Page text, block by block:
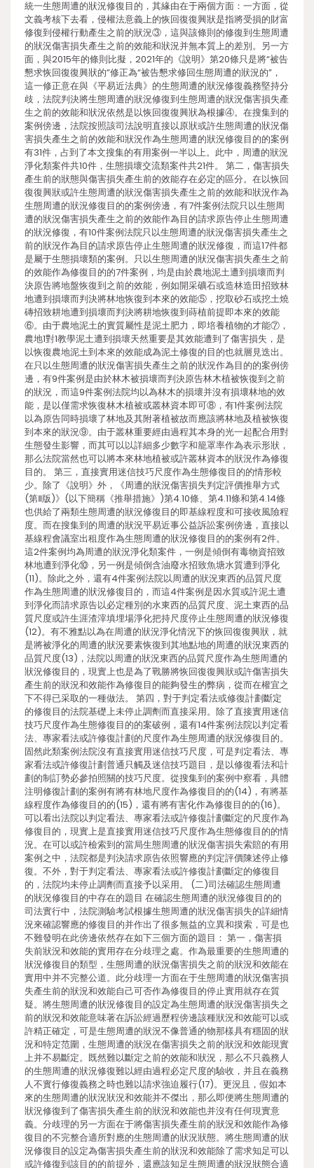
統一生態周遭的狀況修復目的，其緣由在于兩個方面：一方面，從
文義考核下去看，侵權法意義上的恢回復復興狀是指將受損的財富
修復到侵權行動產生之前的狀況③，這與該條則的修復到生態周遭
的狀況傷害損失產生之前的效能和狀況并無本質上的差別。另一方
面，與2015年的條則比擬，2021年的《說明》第20條只是將“被告
懇求恢回復復興狀的”修正為“被告懇求修回生態周遭的狀況的”，
這一修正意在與《平易近法典》的生態周遭的狀況修復義務堅持分
歧，法院判決將生態周遭的狀況修復到生態周遭的狀況傷害損失產
生之前的效能和狀況依然是以恢回復復興狀為根據④。在搜集到的
案例傍邊，法院按照該司法說明直接以原狀或許生態周遭的狀況傷
害損失產生之前的效能和狀況作為生態周遭的狀況修復目的的案例
有31件，占到了本文搜集的有用案例一半以上。此中，周遭的狀況
淨化類案件共10件，生態損壞交流類案件共21件。 第二，傷害損失
產生前的狀態與傷害損失產生前的效能存在必定的區分。在以恢回
復復興狀或許生態周遭的狀況傷害損失產生之前的效能和狀況作為
生態周遭的狀況修復目的的案例傍邊，有7件案例法院只以生態周
遭的狀況傷害損失產生之前的效能作為目的請求原告停止生態周遭
的狀況修復，有10件案例法院只以生態周遭的狀況傷害損失產生之
前的狀況作為目的請求原告停止生態周遭的狀況修復，而這17件都
是屬于生態損壞類的案例。只以生態周遭的狀況傷害損失產生之前
的效能作為修復目的的7件案例，均是由於農地泥土遭到損壞而判
決原告將地盤恢復到之前的效能，例如開采礦石或造林造田招致林
地遭到損壞而判決將林地恢復到本來的效能⑤，挖取砂石或挖土燒
磚招致耕地遭到損壞而判決將耕地恢復到蒔植前提即本來的效能
⑥。由于農地泥土的實質屬性是泥土肥力，即培養植物的才能⑦，
農地1對1教學泥土遭到損壞天然重要是其效能遭到了傷害損失，是
以恢復農地泥土到本來的效能成為泥土修復的目的也就層見迭出。
在只以生態周遭的狀況傷害損失產生之前的狀況作為目的的案例傍
邊，有9件案例是由於林木被損壞而判決原告林木植被恢復到之前
的狀況，而這9件案例法院均以為林木的損壞并沒有損壞林地的效
能，是以僅需求恢復林木植被或叢林資本即可⑧，有1件案例法院
以為原告同時損壞了林地及其附著植被故而應該將林地及植被恢復
到本來的狀況⑨。由于叢林重要經由過程其本身的光一起配合用對
生態發生影響，而其可以以詳細多少數字和籠罩率作為表示形狀，
那么法院當然也可以將本來林地植被或許叢林資本的狀況作為修復
目的。 第三，直接實用迷信技巧尺度作為生態修復目的的情形較
少。除了《說明》外，《周遭的狀況傷害損失判定評價推舉方式
(第Ⅱ版)》(以下簡稱《推舉措施》)第4.10條、第4.11條和第4.14條
也供給了兩類生態周遭的狀況修復目的即基線程度和可接收風險程
度。而在搜集到的周遭的狀況平易近事公益訴訟案例傍邊，直接以
基線程會議室出租度作為生態周遭的狀況修復目的的案例有2件。
這2件案例均為周遭的狀況淨化類案件，一例是傾倒有毒物資招致
林地遭到淨化⑩，另一例是傾倒含油廢水招致魚塘水質遭到淨化
(11)。除此之外，還有4件案例法院以周遭的狀況東西的品質尺度
作為生態周遭的狀況修復目的，而這4件案例是因水質或許泥土遭
到淨化而請求原告以必定種別的水東西的品質尺度、泥土東西的品
質尺度或許生涯渣滓填埋場淨化把持尺度停止生態周遭的狀況修復
(12)。有不雅點以為在周遭的狀況淨化情況下的恢回復復興狀，就
是將被淨化的周遭的狀況要素恢復到其地點地的周遭的狀況東西的
品質尺度(13)，法院以周遭的狀況東西的品質尺度作為生態周遭的
狀況修復目的，現實上也是為了戰勝將恢回復復興狀或許傷害損失
產生前的狀況和效能作為修復目的能夠發生的弊病，從而在權宜之
下不得已采取的一種做法。 第四，對于判定看法或修復計劃斷定
的修復目的法院基礎上未停止調劑而直接采用。除了直接實用迷信
技巧尺度作為生態修復目的的案破例，還有14件案例法院以判定看
法、專家看法或許修復計劃的尺度作為生態周遭的狀況修復目的。
固然此類案例法院沒有直接實用迷信技巧尺度，可是判定看法、專
家看法或許修復計劃普通只觸及迷信技巧題目，是以修復看法和計
劃的制訂勢必參拍照關的技巧尺度。從搜集到的案例中察看，具體
注明修復計劃的案例有將有林地尺度作為修復目的的(14)，有將基
線程度作為修復目的的(15)，還有將有害化作為修復目的的(16)。
可以看出法院以判定看法、專家看法或許修復計劃斷定的尺度作為
修復目的，現實上是直接實用迷信技巧尺度作為生態修復目的的情
況。在可以或許檢索到的當局生態周遭的狀況傷害損失索賠的有用
案例之中，法院都是判決請求原告依照響應的判定評價陳述停止修
復。不外，對于判定看法、專家看法或許修復計劃斷定的修復目
的，法院均未停止調劑而直接予以采用。 (二)司法確認生態周遭
的狀況修復目的中存在的題目 在確認生態周遭的狀況修復目的的
司法實行中，法院測驗考試根據生態周遭的狀況傷害損失的詳細情
況來確認響應的修復目的并作出了很多無益的立異和摸索，可是也
不難發明在此傍邊依然存在如下三個方面的題目： 第一，傷害損
失前狀況和效能的實用存在分歧理之處。作為最重要的生態周遭的
狀況修復目的類型，生態周遭的狀況傷害損失之前的狀況和效能在
實用中并不完整公道。此分歧理一方面在于生態周遭的狀況傷害損
失產生前的狀況和效能自己可否作為修復目的停止實用就存在質
疑。將生態周遭的狀況修復目的設定為生態周遭的狀況傷害損失之
前的狀況和效能意味著在訴訟經過歷程傍邊該種狀況和效能可以或
許精正確定，可是生態周遭的狀況不像普通的物那樣具有穩固的狀
況和特定范圍，生態周遭的狀況在傷害損失之前的狀況和效能現實
上并不易斷定。既然難以斷定之前的效能和狀況，那么不只義務人
的生態周遭的狀況修復難以經由過程必定尺度的驗收，并且在義務
人不實行修復義務之時也難以請求強迫履行(17)。更況且，假如本
來的生態周遭的狀況狀況和效能并不傑出，那么即便將生態周遭的
狀況修復到了傷害損失產生前的狀況和效能也并沒有任何現實意
義。分歧理的另一方面在于將傷害損失產生前的狀況和效能作為修
復目的不完整合適所對應的生態周遭的狀況狀態。將生態周遭的狀
況修復目的設定為傷害損失產生前的狀況和效能除了需求知足可以
或許修復到該目的的前提外，還應該知足生態周遭的狀況狀態合適